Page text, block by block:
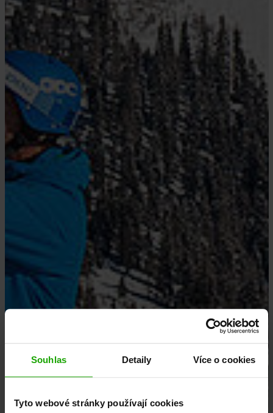
Souhlas Detaily Více o cookies
Tyto webové stránky používají cookies